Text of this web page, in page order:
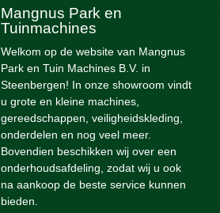
Mangnus Park en
Tuinmachines
Welkom op de website van Mangnus
Park en Tuin Machines B.V. in
Steenbergen! In onze showroom vindt
u grote en kleine machines,
gereedschappen, veiligheidskleding,
onderdelen en nog veel meer.
Bovendien beschikken wij over een
onderhoudsafdeling, zodat wij u ook
na aankoop de beste service kunnen
bieden.